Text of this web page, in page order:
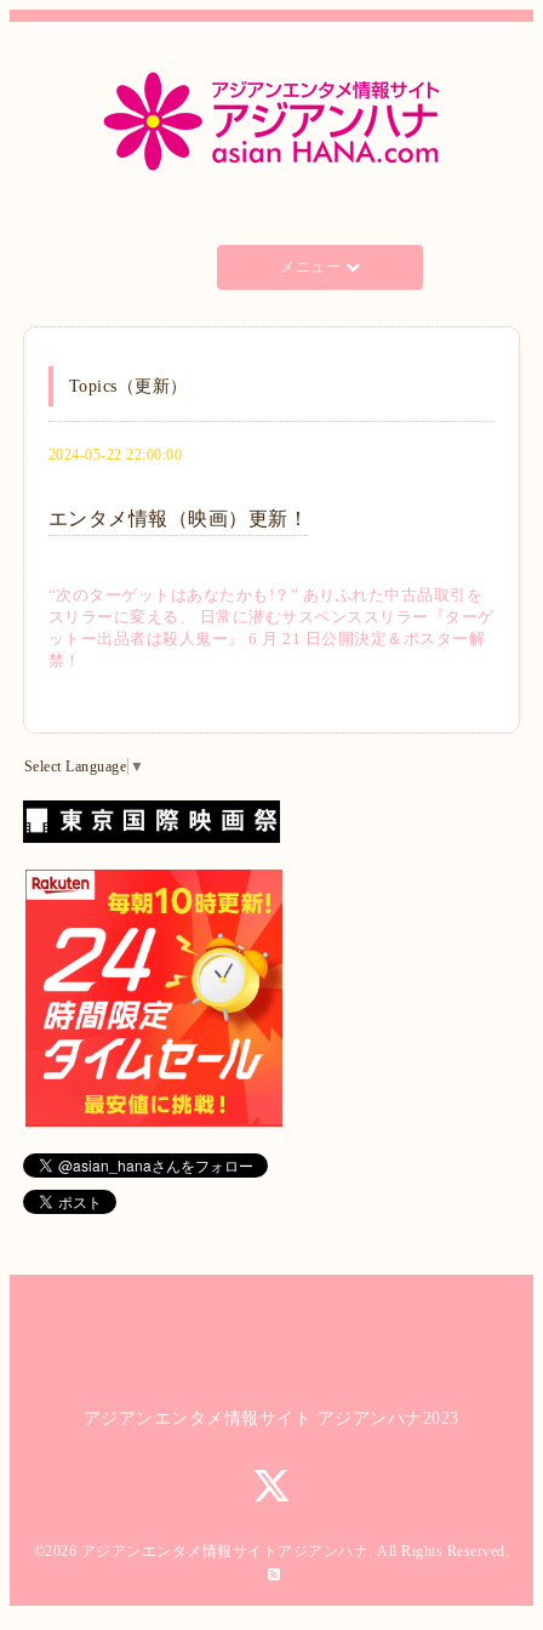
メニュー
Topics（更新）
2024-05-22 22:00:00
エンタメ情報（映画）更新！
“次のターゲットはあなたかも!？” ありふれた中古品取引を
スリラーに変える、 日常に潜むサスペンススリラー『ターゲ
ットー出品者は殺人鬼ー』 6 月 21 日公開決定＆ポスター解
禁！
Select Language ▼
アジアンエンタメ情報サイト アジアンハナ2023
©2026 アジアンエンタメ情報サイトアジアンハナ. All Rights Reserved.